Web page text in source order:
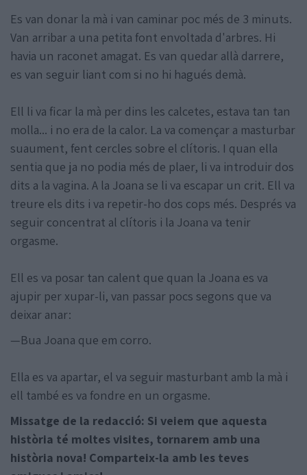
Es van donar la mà i van caminar poc més de 3 minuts.
Van arribar a una petita font envoltada d'arbres. Hi
havia un raconet amagat. Es van quedar allà darrere,
es van seguir liant com si no hi hagués demà.
Ell li va ficar la mà per dins les calcetes, estava tan tan
molla... i no era de la calor. La va començar a masturbar
suaument, fent cercles sobre el clítoris. I quan ella
sentia que ja no podia més de plaer, li va introduir dos
dits a la vagina. A la Joana se li va escapar un crit. Ell va
treure els dits i va repetir-ho dos cops més. Després va
seguir concentrat al clítoris i la Joana va tenir
orgasme.
Ell es va posar tan calent que quan la Joana es va
ajupir per xupar-li, van passar pocs segons que va
deixar anar:
—Bua Joana que em corro.
Ella es va apartar, el va seguir masturbant amb la mà i
ell també es va fondre en un orgasme.
Missatge de la redacció: Si veiem que aquesta
història té moltes visites, tornarem amb una
història nova! Comparteix-la amb les teves